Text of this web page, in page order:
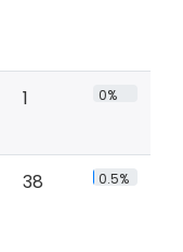
1 0%
38 0.5%